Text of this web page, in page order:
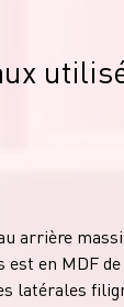
arrière
est en MDF
latérales